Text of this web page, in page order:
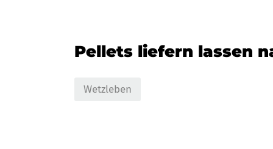
Pellets liefern lassen
Wetzleben